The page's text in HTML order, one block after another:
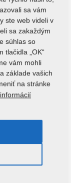
složená
ze
K
a drobicích...
s Falcon
při
sa vám
ste web videli v
sa zakaždým
súhlas so
tlačidla „OK“
vám mohli
základe vašich
na stránke